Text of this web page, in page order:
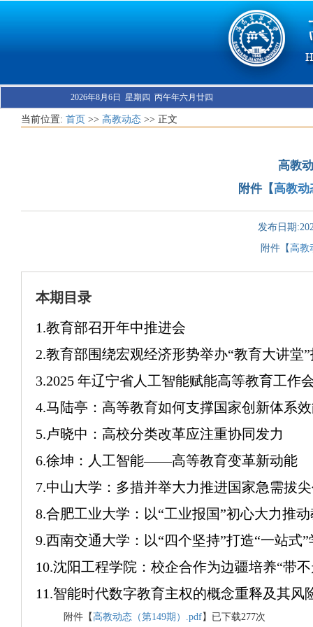
2026年8月6日 星期四 丙午年六月廿四
当前位置: 首页 >> 高教动态 >> 正文
高教
附件【高教动
发布日期
附件【高教
本期目录
1.教育部召开年中推进会
2.教育部围绕宏观经济形势举办“教育大讲堂
3.2025 年辽宁省人工智能赋能高等教育工作
4.马陆亭：高等教育如何支撑国家创新体系
5.卢晓中：高校分类改革应注重协同发力
6.徐坤：人工智能——高等教育变革新动能
7.中山大学：多措并举大力推进国家急需拔
8.合肥工业大学：以“工业报国”初心大力推
9.西南交通大学：以“四个坚持”打造“一站式
10.沈阳工程学院：校企合作为边疆培养“带
11.智能时代数字教育主权的概念重释及其风
附件【高教动态（第149期）.pdf】已下载277次